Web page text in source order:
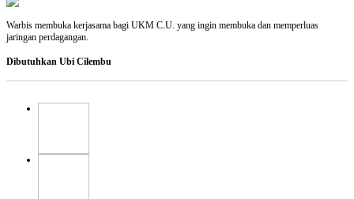
Warbis membuka kerjasama bagi UKM C.U. yang ingin membuka dan memperluas
jaringan perdagangan.
Dibutuhkan Ubi Cilembu